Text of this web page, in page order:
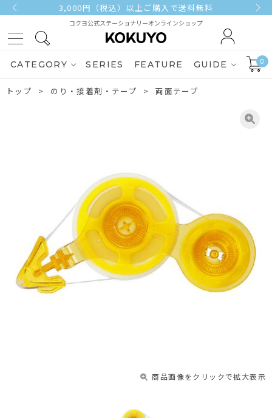
3,000円（税込）以上ご購入で送料無料
コクヨ公式ステーショナリーオンラインショップ
CATEGORY SERIES FEATURE GUIDE 0
トップ のり・接着剤・テープ 両面テープ
商品画像をクリックで拡大表示